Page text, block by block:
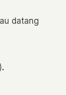
datang
.